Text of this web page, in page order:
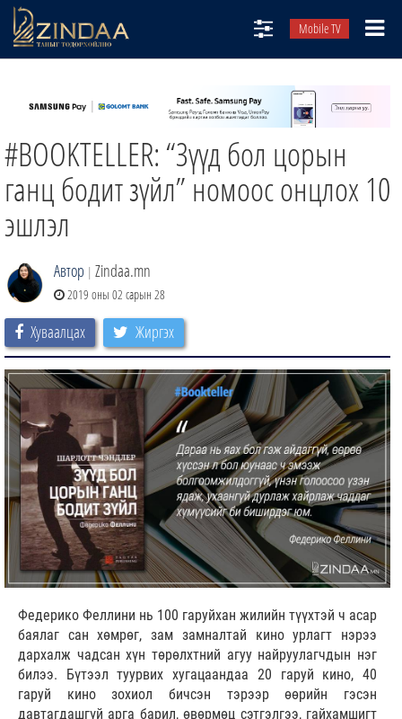
Mobile TV
ТВ8
ӨГЛӨӨНИЙ СОНИН
АУДИО ЗОХИОЛ
ЗИНДАА СЭТГҮҮЛ
#BOOKTELLER: “Зүүд бол цорын
ганц бодит зүйл” номоос онцлох 10
эшлэл
Автор | Zindaa.mn
2019 оны 02 сарын 28
Хуваалцах Жиргэх
Федерико Феллини нь 100 гаруйхан жилийн түүхтэй ч асар
баялаг сан хөмрөг, зам замналтай кино урлагт нэрээ
дархалж чадсан хүн төрөлхтний агуу найруулагчдын нэг
билээ. Бүтээл туурвих хугацаандаа 20 гаруй кино, 40
гаруй кино зохиол бичсэн тэрээр өөрийн гэсэн
давтагдашгүй арга барил, өвөрмөц сэтгэлгээ, гайхамшигт